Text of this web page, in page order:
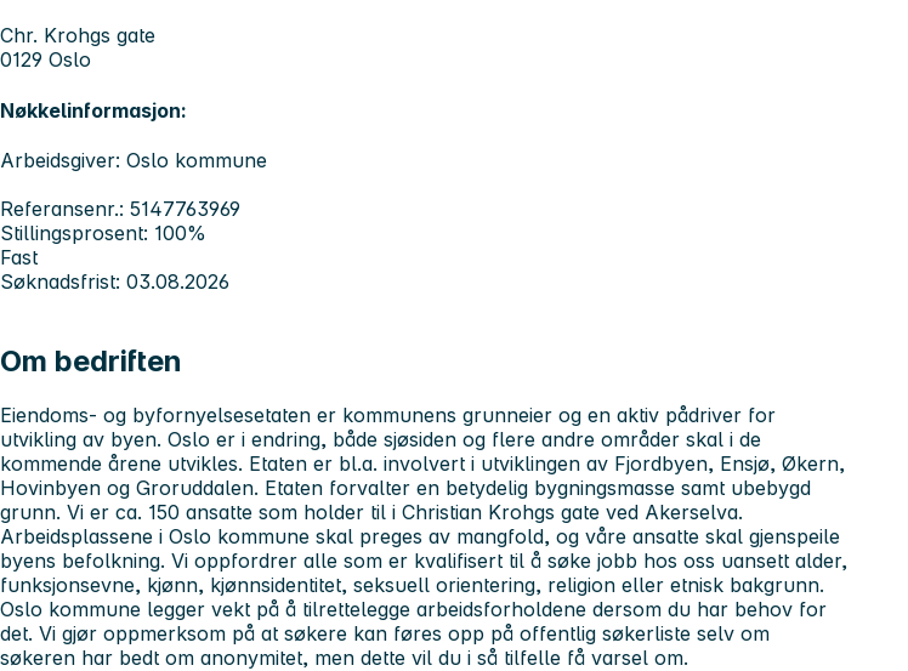
Chr. Krohgs gate
0129 Oslo
Nøkkelinformasjon:
Arbeidsgiver: Oslo kommune
Referansenr.: 5147763969
Stillingsprosent: 100%
Fast
Søknadsfrist: 03.08.2026
Om bedriften
Eiendoms- og byfornyelsesetaten er kommunens grunneier og en aktiv pådriver for
utvikling av byen. Oslo er i endring, både sjøsiden og flere andre områder skal i de
kommende årene utvikles. Etaten er bl.a. involvert i utviklingen av Fjordbyen, Ensjø, Økern,
Hovinbyen og Groruddalen. Etaten forvalter en betydelig bygningsmasse samt ubebygd
grunn. Vi er ca. 150 ansatte som holder til i Christian Krohgs gate ved Akerselva.
Arbeidsplassene i Oslo kommune skal preges av mangfold, og våre ansatte skal gjenspeile
byens befolkning. Vi oppfordrer alle som er kvalifisert til å søke jobb hos oss uansett alder,
funksjonsevne, kjønn, kjønnsidentitet, seksuell orientering, religion eller etnisk bakgrunn.
Oslo kommune legger vekt på å tilrettelegge arbeidsforholdene dersom du har behov for
det. Vi gjør oppmerksom på at søkere kan føres opp på offentlig søkerliste selv om
søkeren har bedt om anonymitet, men dette vil du i så tilfelle få varsel om.